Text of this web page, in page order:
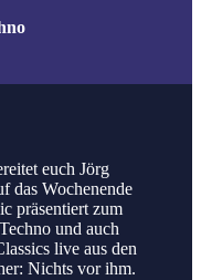
euch Jörg
das Wochenende
präsentiert zum
und auch
live aus den
Nichts vor ihm.